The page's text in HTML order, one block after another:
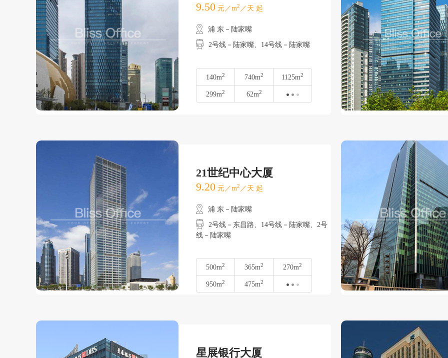
9.50 元／m2 ／天 起
浦 东－陆家嘴
2号线－陆家嘴、14号线－陆家嘴
140m2 740m2 1125m2
299m2 62m2
21世纪中心大厦
9.20 元／m2 ／天 起
浦 东－陆家嘴
2号线－东昌路、14号线－陆家嘴、2号
线－陆家嘴
500m2 365m2 270m2
950m2 475m2
星展银行大厦